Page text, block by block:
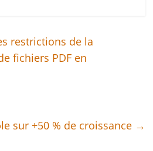
restrictions de la
fichiers PDF en
sur +50 % de croissance →